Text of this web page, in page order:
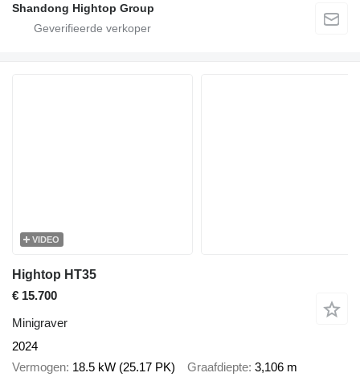
Shandong Hightop Group
VIDEO
Hightop HT35
€ 15.700
Minigraver
2024
Vermogen 18.5 kW (25.17 PK) Graafdiepte 3,106 m